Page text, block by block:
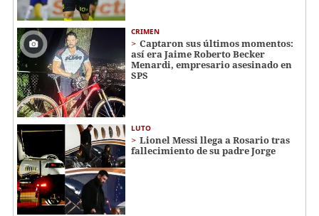
CRIMEN
Captaron sus últimos momentos:
así era Jaime Roberto Becker
Menardi​​​, empresario asesinado en
SPS
LUTO
Lionel Messi llega a Rosario tras
fallecimiento de su padre Jorge